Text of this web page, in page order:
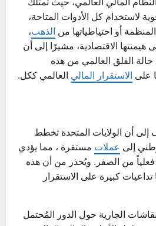
لاستخدام كل الأدوات المتاحة،
أو احتياطياتها من الذهب،
هيمنتها الاقتصادية، مشيرًا إلى أن
القلق العالمي من هذه
على الاستقرار المالي العالمي ككل.
إلى أن الولايات المتحدة تخطط
إلى عملات مستقرة ، مما يؤدي
من الصفر. ويُحذر من أن هذه
تداعيات كبيرة على الاستقرار
الجارية حول الدور المُحتمل